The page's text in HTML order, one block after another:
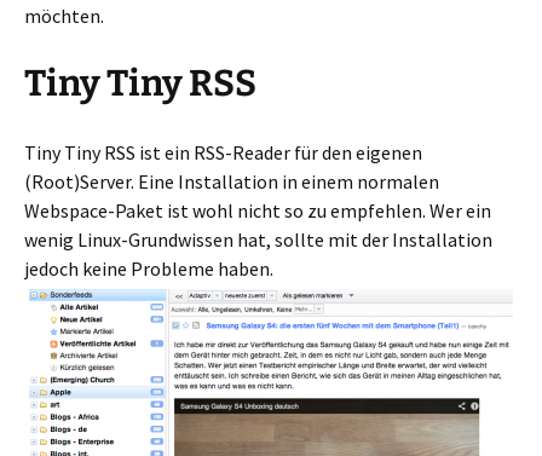
möchten.
Tiny Tiny RSS
Tiny Tiny RSS ist ein RSS-Reader für den eigenen
(Root)Server. Eine Installation in einem normalen
Webspace-Paket ist wohl nicht so zu empfehlen. Wer ein
wenig Linux-Grundwissen hat, sollte mit der Installation
jedoch keine Probleme haben.